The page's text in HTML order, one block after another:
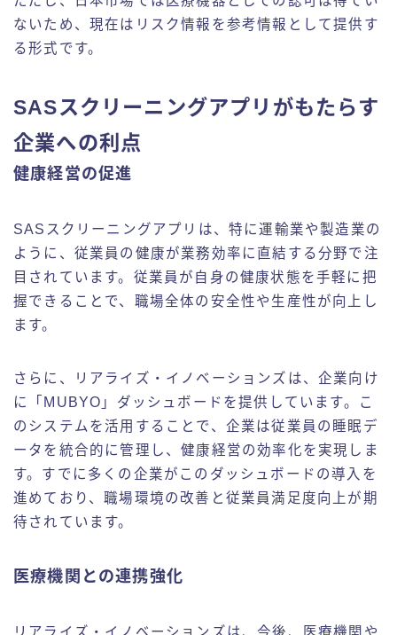
ないため、現在はリスク情報を参考情報として提供す
る形式です。
SASスクリーニングアプリがもたらす
企業への利点
健康経営の促進
SASスクリーニングアプリは、特に運輸業や製造業の
ように、従業員の健康が業務効率に直結する分野で注
目されています。従業員が自身の健康状態を手軽に把
握できることで、職場全体の安全性や生産性が向上し
ます。
さらに、リアライズ・イノベーションズは、企業向け
に「MUBYO」ダッシュボードを提供しています。こ
のシステムを活用することで、企業は従業員の睡眠デ
ータを統合的に管理し、健康経営の効率化を実現しま
す。すでに多くの企業がこのダッシュボードの導入を
進めており、職場環境の改善と従業員満足度向上が期
待されています。
医療機関との連携強化
リアライズ・イノベーションズは、今後、医療機関や